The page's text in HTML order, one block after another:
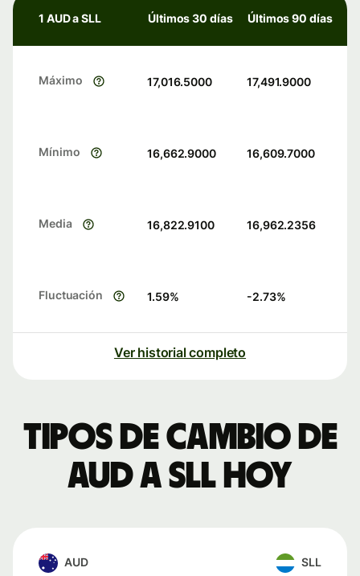
1 AUD a SLL Últimos 30 días Últimos 90 días
Máximo 17,016.5000 17,491.9000
Mínimo 16,662.9000 16,609.7000
Media 16,822.9100 16,962.2356
Fluctuación 1.59% -2.73%
Ver historial completo
Tipos de cambio de
AUD a SLL hoy
AUD SLL